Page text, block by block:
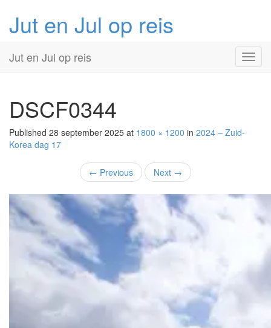
Jut en Jul op reis
Primary
Menu
content
Jut en Jul op reis
DSCF0344
Published 28 september 2025 at 1800 × 1200 in 2024 – Zuid-
Korea dag 17
← Previous Next →